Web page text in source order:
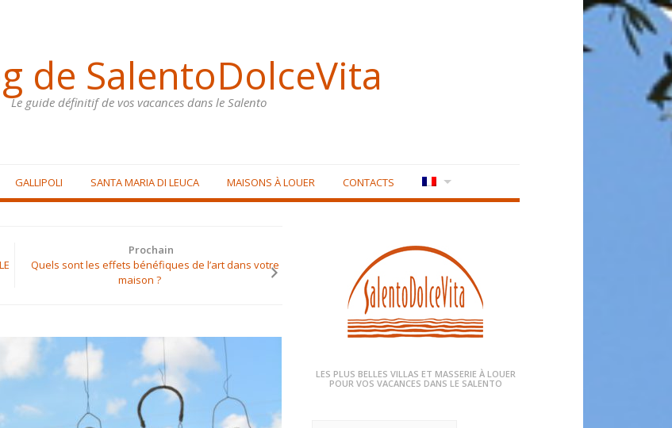
de SalentoDolceVita
Le guide définitif de vos vacances dans le Salento
GALLIPOLI SANTA MARIA DI LEUCA MAISONS À LOUER CONTACTS
Prochain
Quels sont les effets bénéfiques de l’art dans votre
maison ?
LES PLUS BELLES VILLAS ET MASSERIE À LOUER
POUR VOS VACANCES DANS LE SALENTO